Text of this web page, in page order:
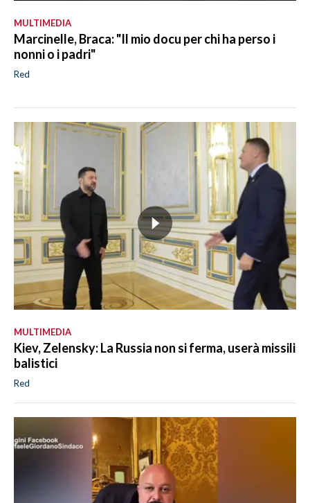
MULTIMEDIA
Marcinelle, Braca: "Il mio docu per chi ha perso i
nonni o i padri"
Red
MULTIMEDIA
Kiev, Zelensky: La Russia non si ferma, userà missili
balistici
Red